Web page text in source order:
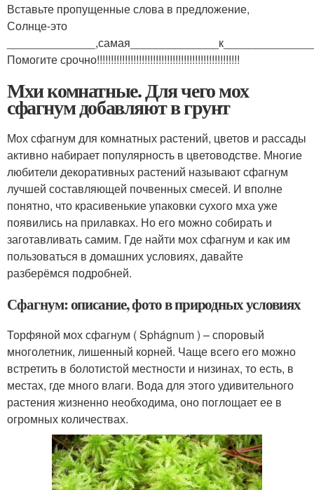
Вставьте пропущенные слова в предложение,
Солнце-это
Помогите срочно!!!!!!!!!!!!!!!!!!!!!!!!!!!!!!!!!!!!!!!!!!!!!!!!!!!
Мхи комнатные. Для чего мох
сфагнум добавляют в грунт
Мох сфагнум для комнатных растений, цветов и рассады
активно набирает популярность в цветоводстве. Многие
любители декоративных растений называют сфагнум
лучшей составляющей почвенных смесей. И вполне
понятно, что красивенькие упаковки сухого мха уже
появились на прилавках. Но его можно собирать и
заготавливать самим. Где найти мох сфагнум и как им
пользоваться в домашних условиях, давайте
разберёмся подробней.
Сфагнум: описание, фото в природных условиях
Торфяной мох сфагнум ( Sphágnum ) – споровый
многолетник, лишенный корней. Чаще всего его можно
встретить в болотистой местности и низинах, то есть, в
местах, где много влаги. Вода для этого удивительного
растения жизненно необходима, оно поглощает ее в
огромных количествах.